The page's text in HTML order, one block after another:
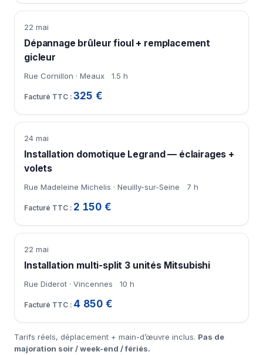
22 mai
Dépannage brûleur fioul + remplacement
gicleur
Rue Cornillon · Meaux 1.5 h
325 €
24 mai
Installation domotique Legrand — éclairages +
volets
Rue Madeleine Michelis · Neuilly-sur-Seine 7 h
2 150 €
22 mai
Installation multi-split 3 unités Mitsubishi
Rue Diderot · Vincennes 10 h
4 850 €
Tarifs réels, déplacement + main-d’œuvre inclus. Pas de
majoration soir / week-end / fériés.